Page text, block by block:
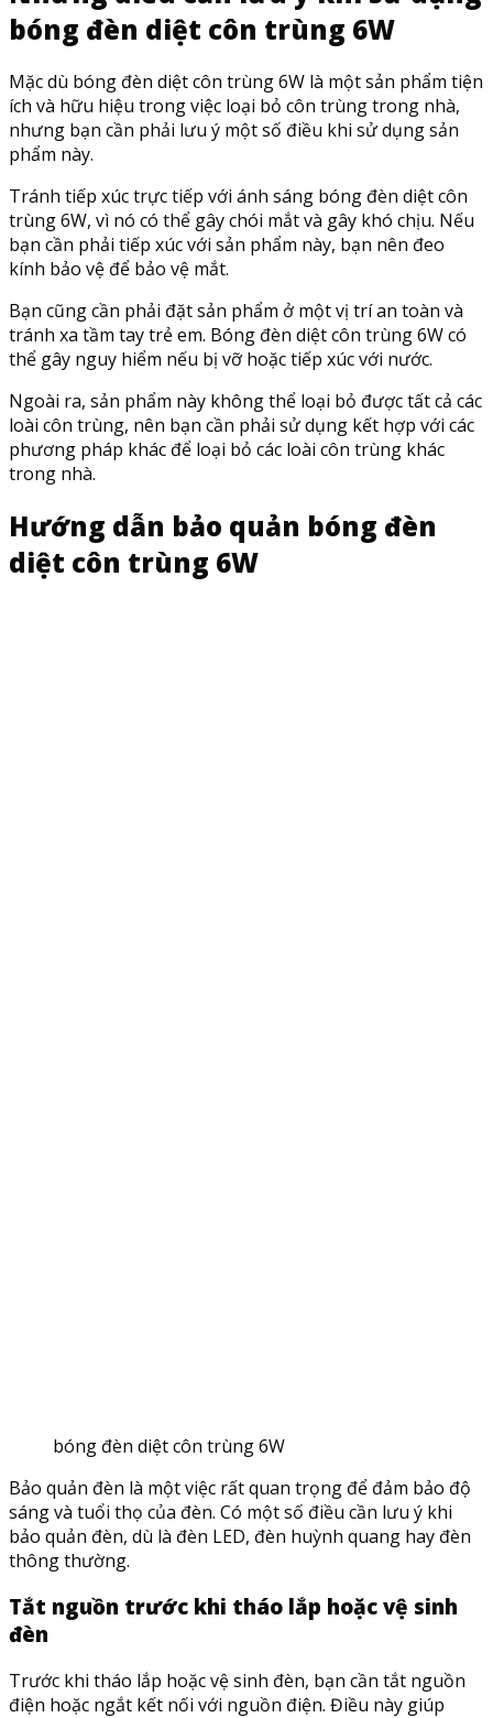
bóng đèn diệt côn trùng 6W
Mặc dù bóng đèn diệt côn trùng 6W là một sản phẩm tiện
ích và hữu hiệu trong việc loại bỏ côn trùng trong nhà,
nhưng bạn cần phải lưu ý một số điều khi sử dụng sản
phẩm này.
Tránh tiếp xúc trực tiếp với ánh sáng bóng đèn diệt côn
trùng 6W, vì nó có thể gây chói mắt và gây khó chịu. Nếu
bạn cần phải tiếp xúc với sản phẩm này, bạn nên đeo
kính bảo vệ để bảo vệ mắt.
Bạn cũng cần phải đặt sản phẩm ở một vị trí an toàn và
tránh xa tầm tay trẻ em. Bóng đèn diệt côn trùng 6W có
thể gây nguy hiểm nếu bị vỡ hoặc tiếp xúc với nước.
Ngoài ra, sản phẩm này không thể loại bỏ được tất cả các
loài côn trùng, nên bạn cần phải sử dụng kết hợp với các
phương pháp khác để loại bỏ các loài côn trùng khác
trong nhà.
Hướng dẫn bảo quản bóng đèn
diệt côn trùng 6W
bóng đèn diệt côn trùng 6W
Bảo quản đèn là một việc rất quan trọng để đảm bảo độ
sáng và tuổi thọ của đèn. Có một số điều cần lưu ý khi
bảo quản đèn, dù là đèn LED, đèn huỳnh quang hay đèn
thông thường.
Tắt nguồn trước khi tháo lắp hoặc vệ sinh
đèn
Trước khi tháo lắp hoặc vệ sinh đèn, bạn cần tắt nguồn
điện hoặc ngắt kết nối với nguồn điện. Điều này giúp